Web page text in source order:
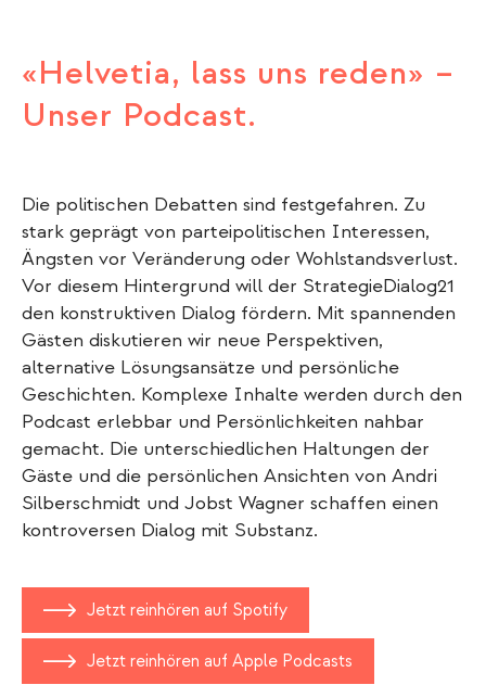
«Helvetia, lass uns reden» –
Unser Podcast.
Die politischen Debatten sind festgefahren. Zu
stark geprägt von parteipolitischen Interessen,
Ängsten vor Veränderung oder Wohlstandsverlust.
Vor diesem Hintergrund will der StrategieDialog21
den konstruktiven Dialog fördern. Mit spannenden
Gästen diskutieren wir neue Perspektiven,
alternative Lösungsansätze und persönliche
Geschichten. Komplexe Inhalte werden durch den
Podcast erlebbar und Persönlichkeiten nahbar
gemacht. Die unterschiedlichen Haltungen der
Gäste und die persönlichen Ansichten von Andri
Silberschmidt und Jobst Wagner schaffen einen
kontroversen Dialog mit Substanz.
Jetzt reinhören auf Spotify
Jetzt reinhören auf Apple Podcasts